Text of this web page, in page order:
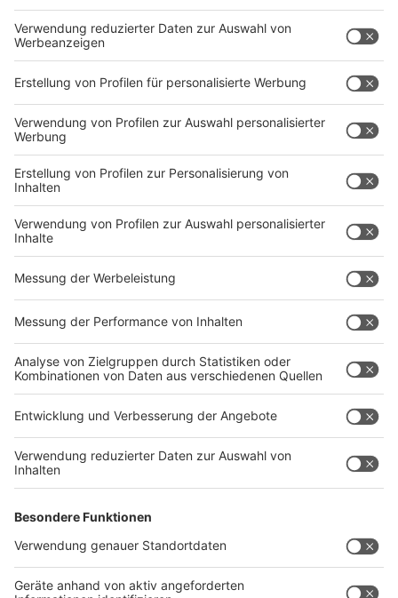
Schäden, die im Zusammenhang mit der Teilnahme am
Gewinnspiel bzw. mit der Annahme und der Nutzung des
Gewinns stehen, es sei denn, der Gewinnspielanbieter bzw.
dessen Erfüllungsgehilfen handeln vorsätzlich oder grob
fahrlässig. Hiervon unberührt bleiben etwaige
Ersatzansprüche aufgrund der Verletzung von Leben,
Körper und Gesundheit sowie von wesentlichen
Vertragspflichten.
13. Verhältnis mündliche Angaben/schriftliche
Teilnahmebedingungen
Weichen mündliche Angaben im Hörfunkprogramm (z.B. in
der Moderation) inhaltlich von den vorstehenden
bezüglich der abweichenden Angaben ausschließlich die
der schriftlichen Gewinnbeschreibungen auf der
Senderwebsite.
14. Salvatorische Klausel
Sollten eine oder mehrere der vorstehenden Klauseln ganz
oder werden, bleiben die übrigen Bedingungen wirksam. An
deren Stelle tritt eine entsprechende gültige Klausel.
Gleiches gilt bei Vorliegen einer Regelungslücke.